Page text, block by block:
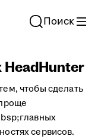
Поиск
HeadHunter
чтобы сделать
сервисов.